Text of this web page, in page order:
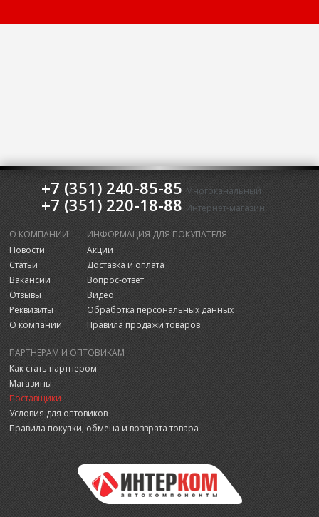
+7 (351) 240-85-85 Многоканальный
+7 (351) 220-18-88 Интернет-магазин
О КОМПАНИИ
Новости
Статьи
Вакансии
Отзывы
Реквизиты
О компании
ИНФОРМАЦИЯ ДЛЯ ПОКУПАТЕЛЯ
Акции
Доставка и оплата
Вопрос-ответ
Видео
Обработка персональных данных
Правила продажи товаров
ПАРТНЕРАМ И ОПТОВИКАМ
Как стать партнером
Магазины
Поставщики
Условия для оптовиков
Правила покупки, обмена и возврата товара